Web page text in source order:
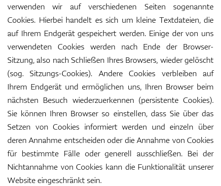
verwenden wir auf verschiedenen Seiten sogenannte
Cookies. Hierbei handelt es sich um kleine Textdateien, die
auf Ihrem Endgerät gespeichert werden. Einige der von uns
verwendeten Cookies werden nach Ende der Browser-
Sitzung, also nach Schließen Ihres Browsers, wieder gelöscht
(sog. Sitzungs-Cookies). Andere Cookies verbleiben auf
Ihrem Endgerät und ermöglichen uns, Ihren Browser beim
nächsten Besuch wiederzuerkennen (persistente Cookies).
Sie können Ihren Browser so einstellen, dass Sie über das
Setzen von Cookies informiert werden und einzeln über
deren Annahme entscheiden oder die Annahme von Cookies
für bestimmte Fälle oder generell ausschließen. Bei der
Nichtannahme von Cookies kann die Funktionalität unserer
Website eingeschränkt sein.